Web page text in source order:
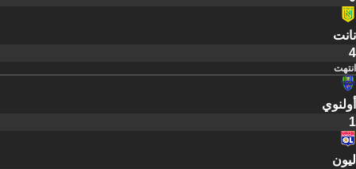
نانت
4
انتهت
أولنوي
1
ليون